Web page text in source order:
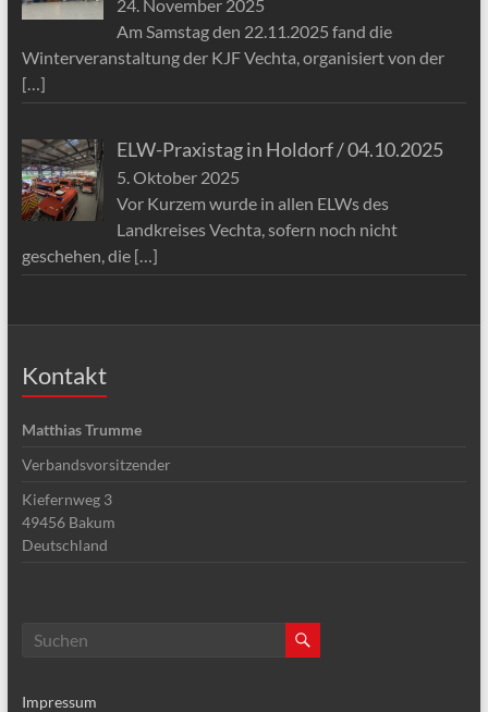
24. November 2025
Am Samstag den 22.11.2025 fand die
Winterveranstaltung der KJF Vechta, organisiert von der
[…]
ELW-Praxistag in Holdorf / 04.10.2025
5. Oktober 2025
Vor Kurzem wurde in allen ELWs des
Landkreises Vechta, sofern noch nicht
geschehen, die […]
Kontakt
Matthias Trumme
Verbandsvorsitzender
Kiefernweg 3
49456 Bakum
Deutschland
Impressum